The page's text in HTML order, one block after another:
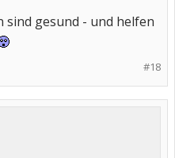
sind gesund - und helfen
#18